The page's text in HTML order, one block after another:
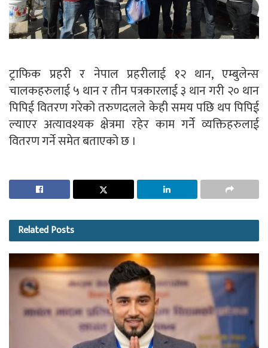
ट्राफिक प्रहरी र नेपाल प्रहरीलाई १२ थान, एम्बुलेन्स
चालकहरुलाई ५ थान र तीन पत्रकारलाई ३ थान गरी २० थान
पिपिई वितरण गरेको तरुणदलले केही समय पछि थप पिपिई
ल्याएर अत्यावश्यक क्षेत्रमा रहेर काम गर्ने व्यक्तिहरुलाई
वितरण गर्ने समेत बताएको छ ।
RelatedPosts